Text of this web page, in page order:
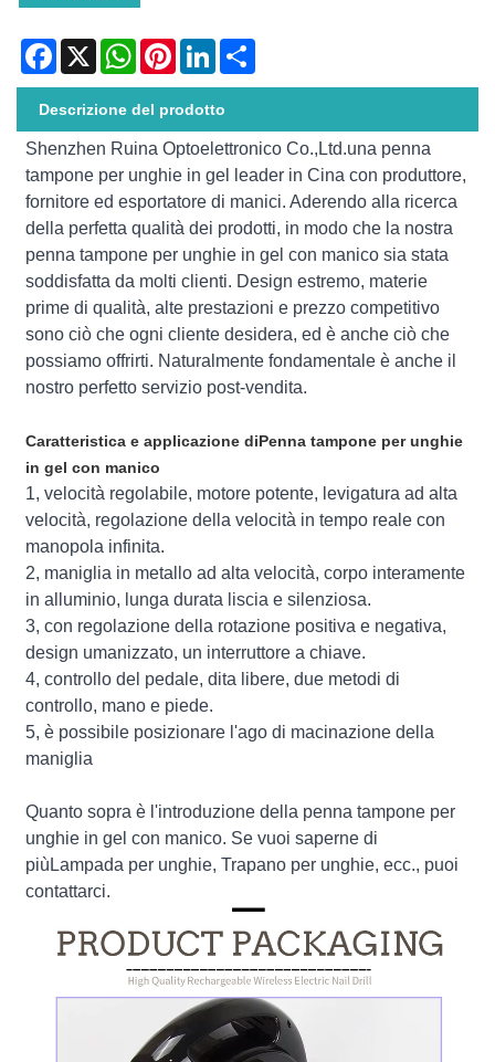
Facebook
X WhatsAppPinterestLinkedIn
Descrizione del prodotto
Shenzhen Ruina Optoelettronico Co.,Ltd.una penna
tampone per unghie in gel leader in Cina con produttore,
fornitore ed esportatore di manici. Aderendo alla ricerca
della perfetta qualità dei prodotti, in modo che la nostra
penna tampone per unghie in gel con manico sia stata
soddisfatta da molti clienti. Design estremo, materie
prime di qualità, alte prestazioni e prezzo competitivo
sono ciò che ogni cliente desidera, ed è anche ciò che
possiamo offrirti. Naturalmente fondamentale è anche il
nostro perfetto servizio post-vendita.
Caratteristica e applicazione diPenna tampone per unghie
in gel con manico
1, velocità regolabile, motore potente, levigatura ad alta
velocità, regolazione della velocità in tempo reale con
manopola infinita.
2, maniglia in metallo ad alta velocità, corpo interamente
in alluminio, lunga durata liscia e silenziosa.
3, con regolazione della rotazione positiva e negativa,
design umanizzato, un interruttore a chiave.
4, controllo del pedale, dita libere, due metodi di
controllo, mano e piede.
5, è possibile posizionare l'ago di macinazione della
maniglia
Quanto sopra è l'introduzione della penna tampone per
unghie in gel con manico. Se vuoi saperne di
più Lampada per unghie,Trapano per unghie, ecc., puoi
contattarci.